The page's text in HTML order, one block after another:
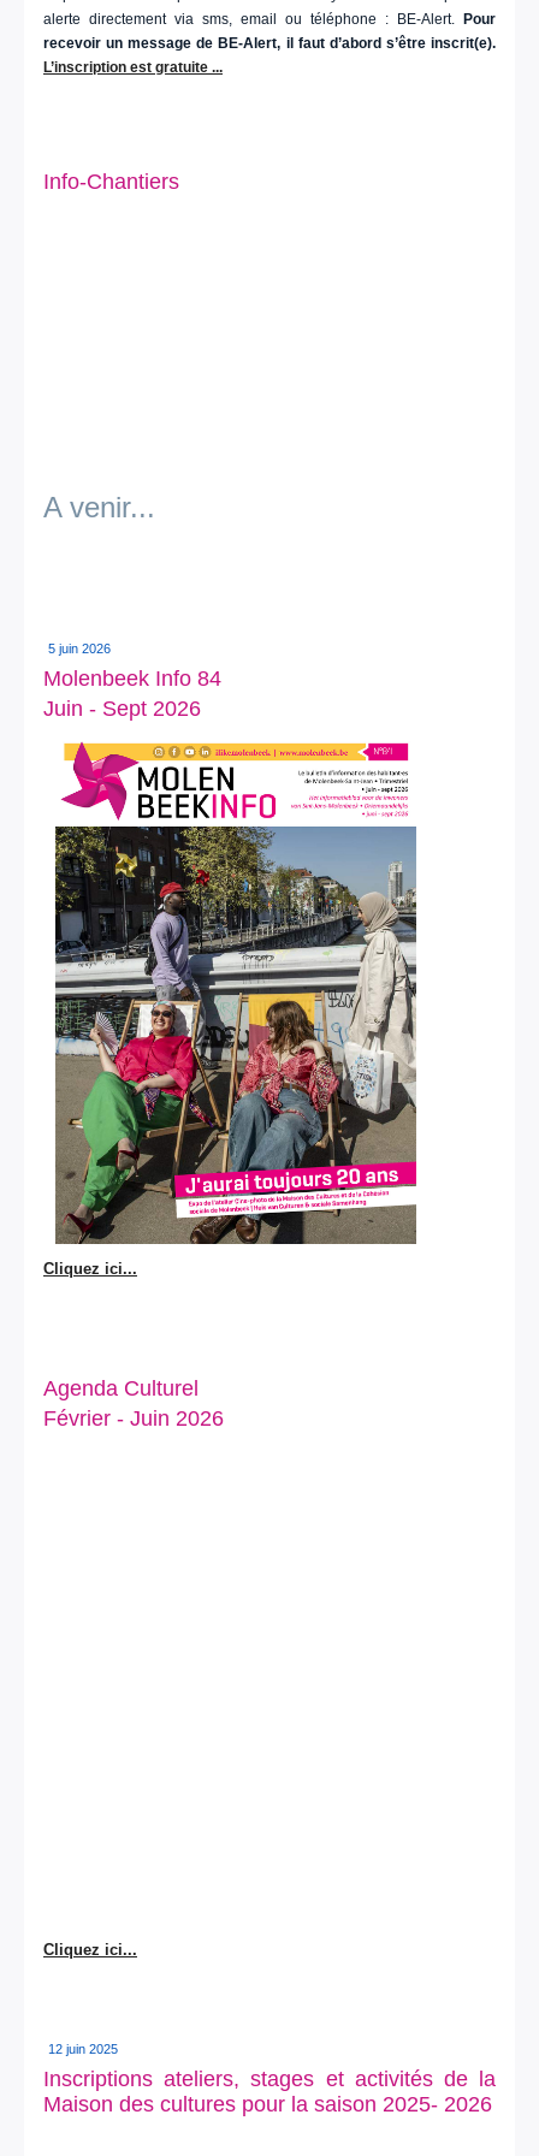
alerte directement via sms, email ou téléphone : BE-Alert.
Pour
recevoir un message de BE-Alert, il faut d’abord s’être inscrit(e).
L’inscription est gratuite ...
Info-Chantiers
A venir...
5 juin 2026
Molenbeek Info 84
Juin - Sept 2026
Cliquez ici...
Agenda Culturel
Février - Juin 2026
Cliquez ici...
12 juin 2025
Inscriptions ateliers, stages et activités de la
Maison des cultures pour la saison 2025- 2026